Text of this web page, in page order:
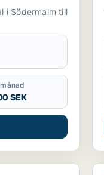
i Södermalm till
SEK